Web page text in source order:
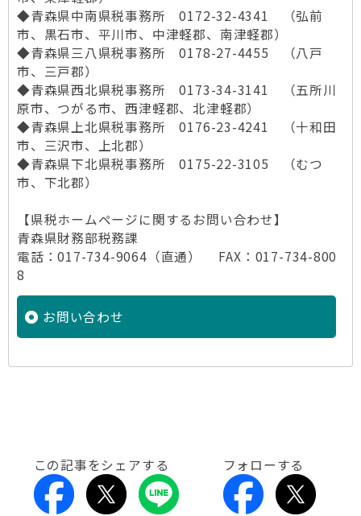
◆青森県中南県税事務所 0172-32-4341 （弘前
市、黒石市、平川市、中津軽郡、南津軽郡）
◆青森県三八県税事務所 0178-27-4455 （八戸
市、三戸郡）
◆青森県西北県税事務所 0173-34-3141 （五所川
原市、つがる市、西津軽郡、北津軽郡）
◆青森県上北県税事務所 0176-23-4241 （十和田
市、三沢市、上北郡）
◆青森県下北県税事務所 0175-22-3105 （むつ
市、下北郡）
【県税ホームページに関するお問い合わせ】
青森県財務部税務課
電話：017-734-9064（直通） FAX：017-734-800
8
お問い合わせ
この記事をシェアする フォローする